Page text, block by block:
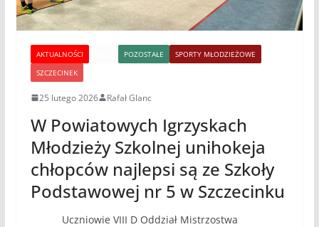
AKTUALNOŚCI POZOSTAŁE
SPORTY MŁODZIEŻOWE
SZCZECINEK
25 lutego 2026 Rafał Glanc
W Powiatowych Igrzyskach
Młodzieży Szkolnej unihokeja
chłopców najlepsi są ze Szkoły
Podstawowej nr 5 w Szczecinku
Uczniowie VIII D Oddział Mistrzostwa